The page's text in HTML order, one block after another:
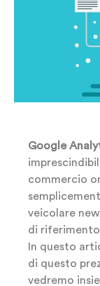
Google
commercio
veicolare
di
In questo
di questo
vedremo